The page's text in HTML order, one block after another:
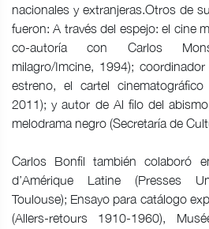
nacionales y extranjeras.Otros de
fueron: A través del espejo: el cine
co-autoría con Carlos
milagro/Imcine, 1994);
estreno, el cartel
2011); y autor de Al filo del
melodrama negro (Secretaría de
Carlos Bonfil también colaboró
d’Amérique Latine (Presses
Toulouse); Ensayo para catálogo
(Allers-retours 1910-1960),